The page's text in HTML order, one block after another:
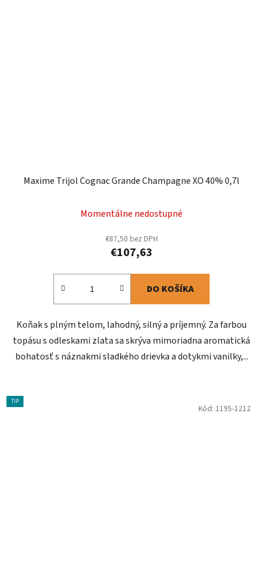
Maxime Trijol Cognac Grande Champagne XO 40% 0,7l
Momentálne nedostupné
€87,50 bez DPH
€107,63
DO KOŠÍKA
Koňak s plným telom, lahodný, silný a príjemný. Za farbou
topásu s odleskami zlata sa skrýva mimoriadna aromatická
bohatosť s náznakmi sladkého drievka a dotykmi vanilky,...
TIP
Kód: 1195-1212